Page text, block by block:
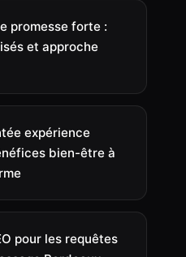
promesse forte :
et approche
expérience
bien-être à
pour les requêtes